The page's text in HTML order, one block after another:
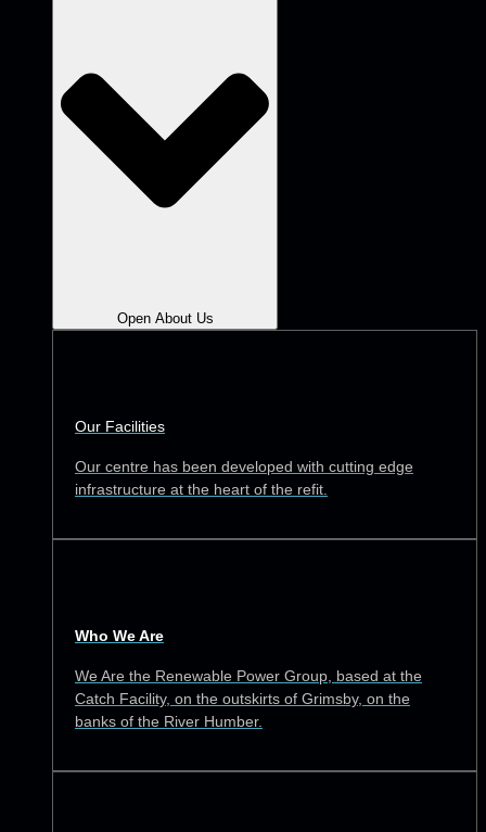
Open About Us
Our Facilities
Our centre has been developed with cutting edge
infrastructure at the heart of the refit.
Who We Are
We Are the Renewable Power Group, based at the
Catch Facility, on the outskirts of Grimsby, on the
banks of the River Humber.